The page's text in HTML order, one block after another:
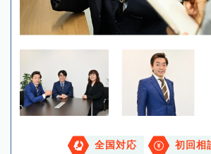
全国対応 初回相